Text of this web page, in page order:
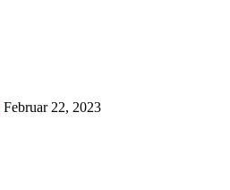
Februar 22, 2023